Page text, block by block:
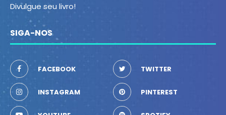
Divulgue seu livro!
SIGA-NOS
FACEBOOK TWITTER
INSTAGRAM PINTEREST